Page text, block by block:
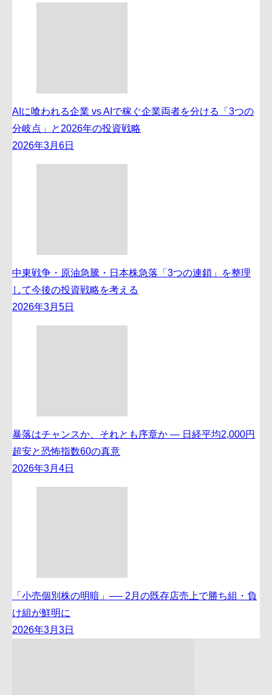
AIに喰われる企業 vs AIで稼ぐ企業両者を分ける「3つの
分岐点」と2026年の投資戦略
2026年3月6日
中東戦争・原油急騰・日本株急落「3つの連鎖」を整理
して今後の投資戦略を考える
2026年3月5日
暴落はチャンスか、それとも序章か ― 日経平均2,000円
超安と恐怖指数60の真意
2026年3月4日
「小売個別株の明暗」── 2月の既存店売上で勝ち組・負
け組が鮮明に
2026年3月3日